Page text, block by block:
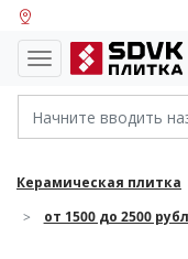
Керамическая плитка
от 1500 до 2500